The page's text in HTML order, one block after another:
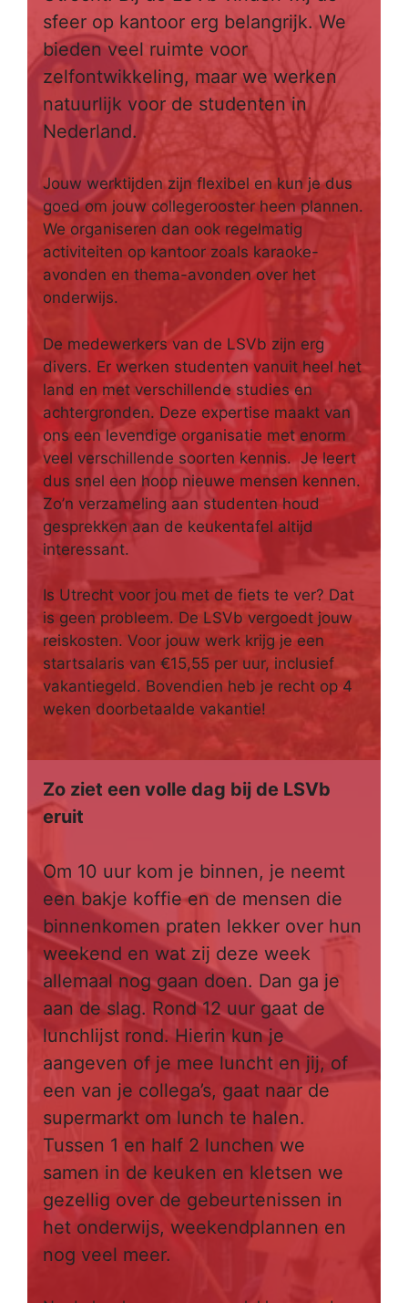
sfeer op kantoor erg belangrijk. We
bieden veel ruimte voor
zelfontwikkeling, maar we werken
natuurlijk voor de studenten in
Nederland.
Jouw werktijden zijn flexibel en kun je dus
goed om jouw collegerooster heen plannen.
We organiseren dan ook regelmatig
activiteiten op kantoor zoals karaoke-
avonden en thema-avonden over het
onderwijs.
De medewerkers van de LSVb zijn erg
divers. Er werken studenten vanuit heel het
land en met verschillende studies en
achtergronden. Deze expertise maakt van
ons een levendige organisatie met enorm
veel verschillende soorten kennis. Je leert
dus snel een hoop nieuwe mensen kennen.
Zo’n verzameling aan studenten houd
gesprekken aan de keukentafel altijd
interessant.
Is Utrecht voor jou met de fiets te ver? Dat
is geen probleem. De LSVb vergoedt jouw
reiskosten. Voor jouw werk krijg je een
startsalaris van €15,55 per uur, inclusief
vakantiegeld. Bovendien heb je recht op 4
weken doorbetaalde vakantie!
Zo ziet een volle dag bij de LSVb
eruit
Om 10 uur kom je binnen, je neemt
een bakje koffie en de mensen die
binnenkomen praten lekker over hun
weekend en wat zij deze week
allemaal nog gaan doen. Dan ga je
aan de slag. Rond 12 uur gaat de
lunchlijst rond. Hierin kun je
aangeven of je mee luncht en jij, of
een van je collega’s, gaat naar de
supermarkt om lunch te halen.
Tussen 1 en half 2 lunchen we
samen in de keuken en kletsen we
gezellig over de gebeurtenissen in
het onderwijs, weekendplannen en
nog veel meer.